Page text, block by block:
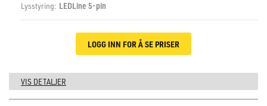
Lysstyring: LEDLine 5-pin
LOGG INN FOR Å SE PRISER
VIS DETALJER